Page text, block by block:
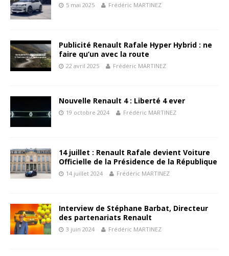
5 mai 2025 Frédéric MARTINEZ
Publicité Renault Rafale Hyper Hybrid : ne
faire qu’un avec la route
22 avril 2025 Frédéric MARTINEZ
Nouvelle Renault 4 : Liberté 4 ever
19 octobre 2024 Frédéric MARTINEZ
14 juillet : Renault Rafale devient Voiture
Officielle de la Présidence de la République
14 juillet 2024 Frédéric MARTINEZ
Interview de Stéphane Barbat, Directeur
des partenariats Renault
3 juin 2024 Frédéric MARTINEZ